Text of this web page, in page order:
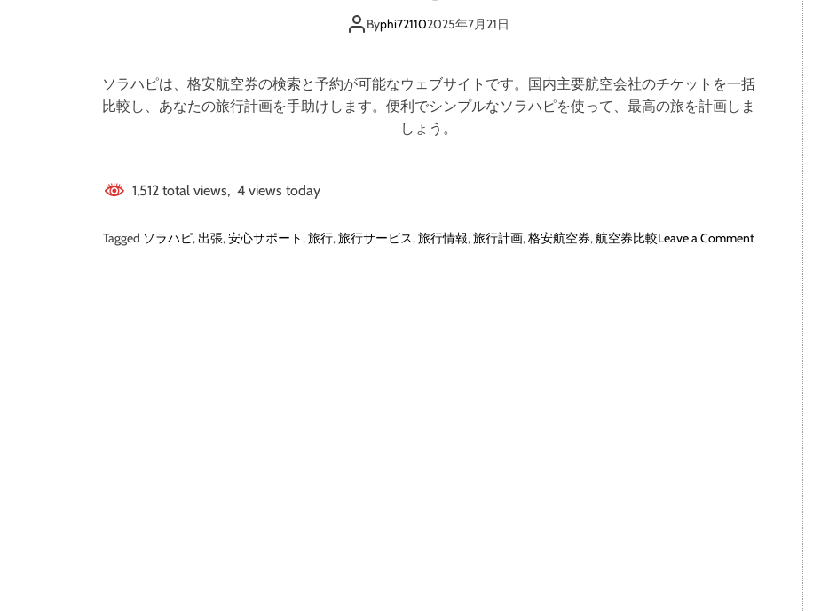
Byphi721102025年7月21日
ソラハピは、格安航空券の検索と予約が可能なウェブサイトです。国内主要航空会社のチケットを一括
比較し、あなたの旅行計画を手助けします。便利でシンプルなソラハピを使って、最高の旅を計画しま
しょう。
1,512 total views, 4 views today
Tagged ソラハピ,出張,安心サポート,旅行,旅行サービス,旅行情報,旅行計画,格安航空券,航空券比較Leave a Commento